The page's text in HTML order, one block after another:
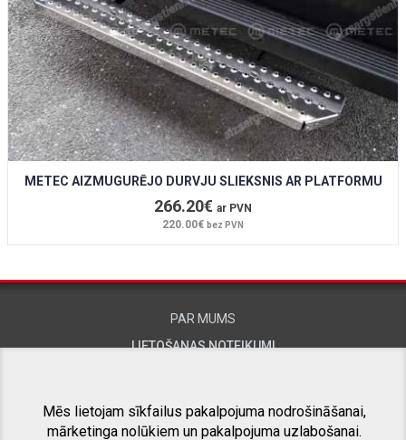
METEC AIZMUGURĒJO DURVJU SLIEKSNIS AR PLATFORMU
266.20€ ar PVN
220.00€ bez PVN
PAR MUMS
LIETOŠANAS NOTEIKUMI
Mēs lietojam sīkfailus pakalpojuma nodrošināšanai,
mārketinga nolūkiem un pakalpojuma uzlabošanai.